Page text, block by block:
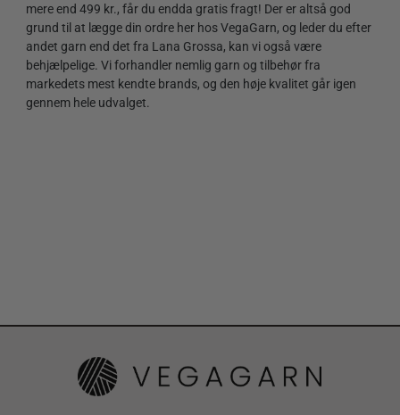
mere end 499 kr., får du endda gratis fragt! Der er altså god
grund til at lægge din ordre her hos VegaGarn, og leder du efter
andet garn end det fra Lana Grossa, kan vi også være
behjælpelige. Vi forhandler nemlig garn og tilbehør fra
markedets mest kendte brands, og den høje kvalitet går igen
gennem hele udvalget.